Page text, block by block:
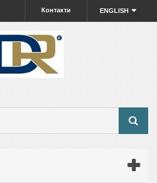
ENGLISH
Контакти